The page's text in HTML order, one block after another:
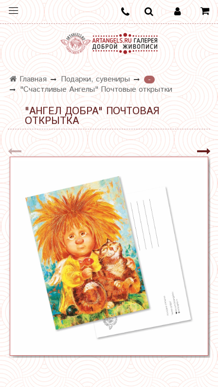
Главная Подарки, сувениры
-
"Счастливые Ангелы" Почтовые открытки
"АНГЕЛ ДОБРА" ПОЧТОВАЯ
ОТКРЫТКА